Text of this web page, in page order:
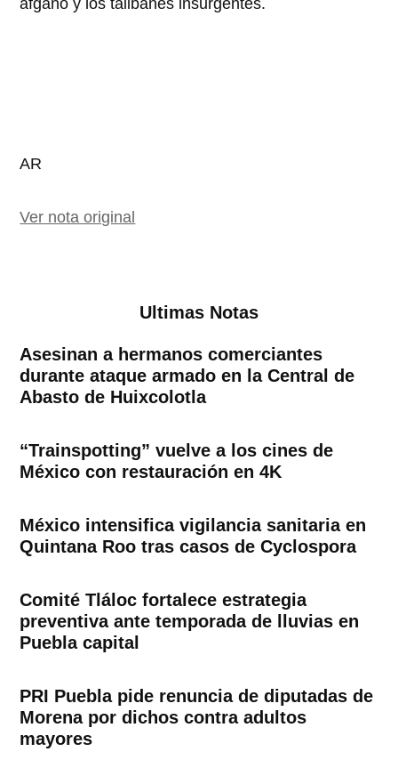
afgano y los talibanes insurgentes.
AR
Ver nota original
Ultimas Notas
Asesinan a hermanos comerciantes
durante ataque armado en la Central de
Abasto de Huixcolotla
“Trainspotting” vuelve a los cines de
México con restauración en 4K
México intensifica vigilancia sanitaria en
Quintana Roo tras casos de Cyclospora
Comité Tláloc fortalece estrategia
preventiva ante temporada de lluvias en
Puebla capital
PRI Puebla pide renuncia de diputadas de
Morena por dichos contra adultos
mayores